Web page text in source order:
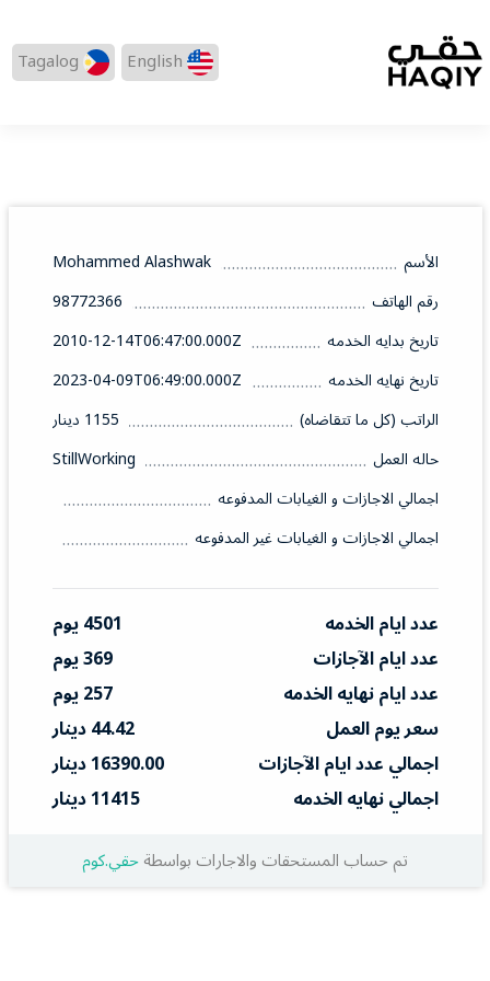
English
Tagalog
الأسم
Mohammed Alashwak
رقم الهاتف
98772366
تاريخ بدايه الخدمه
2010-12-14T06:47:00.000Z
تاريخ نهايه الخدمه
2023-04-09T06:49:00.000Z
الراتب (كل ما تتقاضاه)
1155 دينار
حاله العمل
StillWorking
اجمالي الاجازات و الغيابات المدفوعه
اجمالي الاجازات و الغيابات غير المدفوعه
عدد ايام الخدمه
4501 يوم
عدد ايام الآجازات
369 يوم
عدد ايام نهايه الخدمه
257 يوم
سعر يوم العمل
44.42 دينار
اجمالي عدد ايام الآجازات
16390.00 دينار
اجمالي نهايه الخدمه
11415 دينار
تم حساب المستحقات والاجارات بواسطةحقي.كوم